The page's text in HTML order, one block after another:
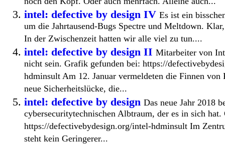
intel: defective by design IV Es ist ein
um die Jahrtausend-Bugs Spectre und Meltdown.
In der Zwischenzeit hatten wir alle viel zu tun....
intel: defective by design II Mitarbeiter von
nicht sein. Grafik gefunden bei: https://
hdminsult Am 12. Januar vermeldeten die Finnen von
neue Sicherheitslücke, die...
intel: defective by design Das neue Jahr 2018
cybersecuritytechnischen Albtraum, der es in sich
https://defectivebydesign.org/intel-hdminsult Im
steht kein Geringerer...